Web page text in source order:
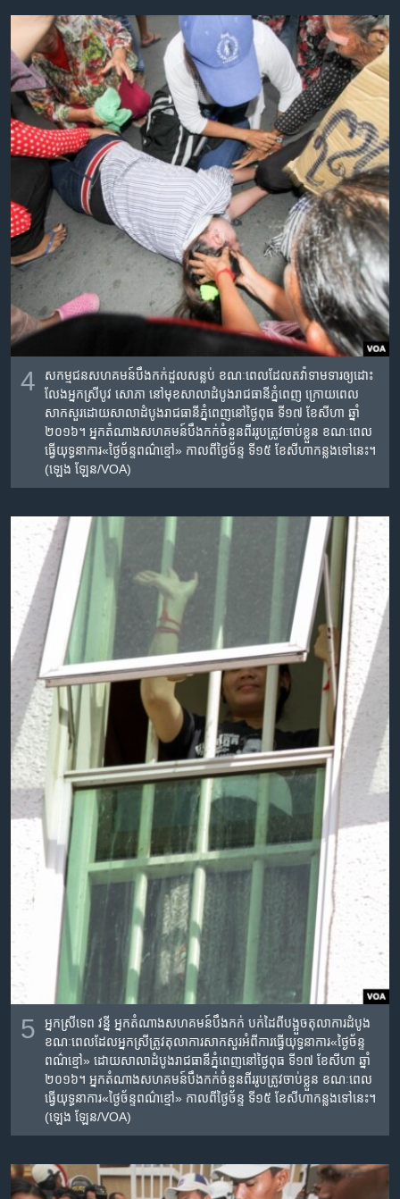
4
សកម្មជនសហគមន៍​បឹងកក់ដួលសន្លប់ ​ខណៈពេល​ដែល​តវ៉ាទាមទារ​ឲ្យដោះ
លែង​អ្នកស្រី​បូវ​ សោភា​ ​នៅ​មុខ​សាលាដំបូង​រាជធានី​ភ្នំពេញ ក្រោយ​ពេល​
សាកសួរ​ដោយសាលាដំបូង​រាជធានី​ភ្នំពេញនៅ​ថ្ងៃ​ពុធ ទី​១៧ ខែ​សីហា ឆ្នាំ​
២០១៦។​ អ្នកតំណាងសហគមន៍​​បឹងកក់​ចំនួន​ពីរ​រូប​ត្រូវចាប់ខ្លួន ​ខណៈពេល​
ធ្វើយុទ្ធនាការ​«​ថ្ងៃ​ច័ន្ទ​ពណ៌ខ្មៅ» កាលពី​ថ្ងៃ​ច័ន្ទ ទី​១៥ ខែ​សីហាកន្លងទៅ​នេះ។
(ឡេង ឡែន/VOA)
5
អ្នកស្រី​ទេព វន្នី ​អ្នកតំណាងសហគមន៍​​បឹងកក់ ​​បក់ដៃ​ពី​បង្អួច​តុលាការ​ដំបូង​
ខណៈពេលដែល​អ្នកស្រី​ត្រូវ​តុលាការ​សាកសួរ​អំពី​ការធ្វើ​យុទ្ធនាការ​«​ថ្ងៃ​ច័ន្ទ​
ពណ៌ខ្មៅ» ដោយសាលាដំបូង​រាជធានី​ភ្នំពេញនៅ​ថ្ងៃ​ពុធ ទី​១៧ ខែ​សីហា ឆ្នាំ​
២០១៦។ ​អ្នកតំណាងសហគមន៍​​បឹងកក់​ចំនួន​ពីរ​រូប​ត្រូវចាប់ខ្លួន​ ខណៈពេល​
ធ្វើយុទ្ធនាការ​«ថ្ងៃ​ច័ន្ទ​ពណ៌ខ្មៅ» កាលពី​ថ្ងៃ​ច័ន្ទ ទី​១៥ ខែ​សីហាកន្លងទៅ​នេះ។
(ឡេង​ ឡែន/VOA)